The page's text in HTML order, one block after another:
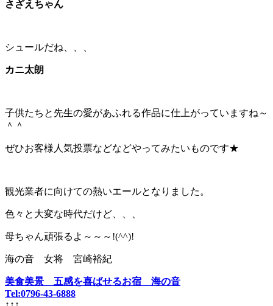
さざえちゃん
シュールだね、、、
カニ太朗
子供たちと先生の愛があふれる作品に仕上がっていますね～
＾＾
ぜひお客様人気投票などなどやってみたいものです★
観光業者に向けての熱いエールとなりました。
色々と大変な時代だけど、、、
母ちゃん頑張るよ～～～!(^^)!
海の音 女将 宮崎裕紀
美食美景 五感を喜ばせるお宿 海の音
Tel:0796-43-6888